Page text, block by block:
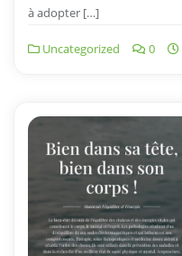
à adopter […]
Uncategorized 0